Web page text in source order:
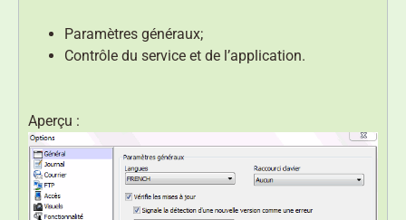
Paramètres généraux;
Contrôle du service et de l’application.
Aperçu :